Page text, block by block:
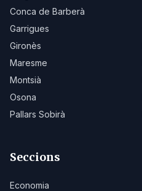
Conca de Barberà
Garrigues
Gironès
Maresme
Montsià
Osona
Pallars Sobirà
Seccions
Economia